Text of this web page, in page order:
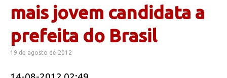
mais jovem candidata a
prefeita do Brasil
19 de agosto de 2012